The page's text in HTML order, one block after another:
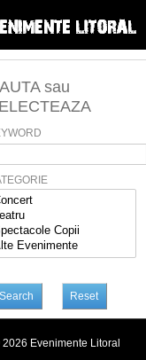
sau
Evenimente Litoral